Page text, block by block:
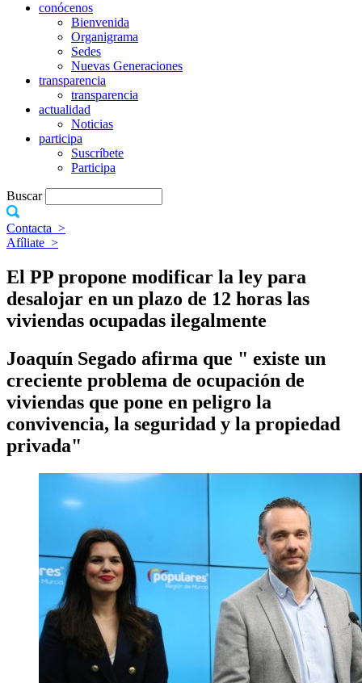
conócenos
Bienvenida
Organigrama
Sedes
Nuevas Generaciones
transparencia
transparencia
actualidad
Noticias
participa
Suscríbete
Participa
Buscar
Contacta >
Afíliate >
El PP propone modificar la ley para
desalojar en un plazo de 12 horas las
viviendas ocupadas ilegalmente
Joaquí­n Segado afirma que " existe un
creciente problema de ocupación de
viviendas que pone en peligro la
convivencia, la seguridad y la propiedad
privada"